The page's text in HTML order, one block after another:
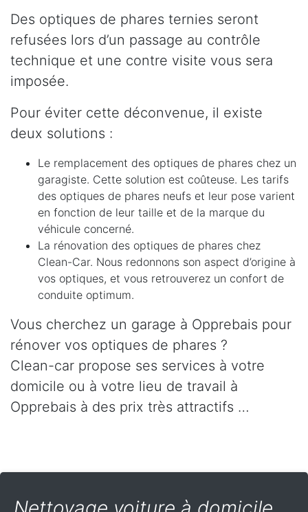
Des optiques de phares ternies seront
refusées lors d’un passage au contrôle
technique et une contre visite vous sera
imposée.
Pour éviter cette déconvenue, il existe
deux solutions :
Le remplacement des optiques de phares chez un
garagiste. Cette solution est coûteuse. Les tarifs
des optiques de phares neufs et leur pose varient
en fonction de leur taille et de la marque du
véhicule concerné.
La rénovation des optiques de phares chez
Clean-Car. Nous redonnons son aspect d’origine à
vos optiques, et vous retrouverez un confort de
conduite optimum.
Vous cherchez un garage à Opprebais pour
rénover vos optiques de phares ?
Clean-car propose ses services à votre
domicile ou à votre lieu de travail à
Opprebais à des prix très attractifs …